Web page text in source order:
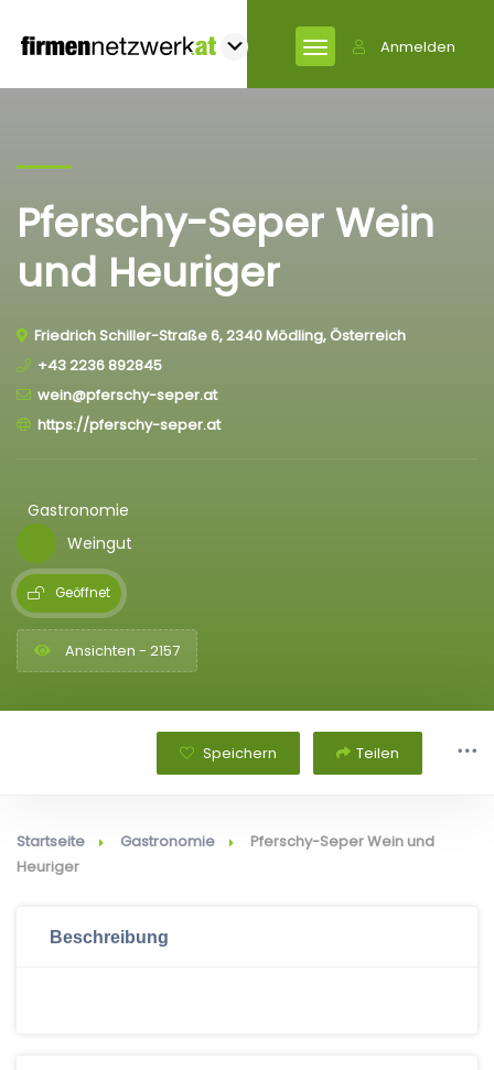
Anmelden
Pferschy-Seper Wein
und Heuriger
Friedrich Schiller-Straße 6, 2340 Mödling, Österreich
+43 2236 892845
wein@pferschy-seper.at
https://pferschy-seper.at
Gastronomie
Weingut
Geöffnet
Ansichten - 2157
Speichern Teilen
Startseite Gastronomie
Pferschy-Seper Wein und
Heuriger
Beschreibung